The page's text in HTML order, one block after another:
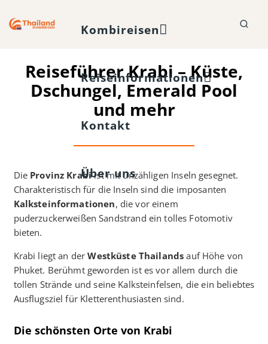
Kombireisen
Reiseinformationen
Kontakt
Über uns
Reiseführer Krabi – Küste,
Dschungel, Emerald Pool
und mehr
DieProvinz Krabiist mit unzähligen Inseln gesegnet.
Charakteristisch für die Inseln sind die imposanten
Kalksteinformationen, die vor einem
puderzuckerweißen Sandstrand ein tolles Fotomotiv
bieten.
Krabi liegt an derWestküste Thailands auf Höhe von
Phuket. Berühmt geworden ist es vor allem durch die
tollen Strände und seine Kalksteinfelsen, die ein beliebtes
Ausflugsziel für Kletterenthusiasten sind.
Die schönsten Orte von Krabi